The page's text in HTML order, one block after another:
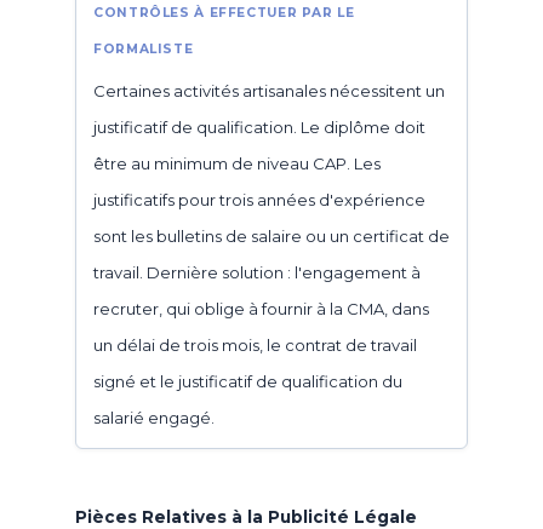
Certaines activités artisanales nécessitent un
justificatif de qualification. Le diplôme doit
être au minimum de niveau CAP. Les
justificatifs pour trois années d'expérience
sont les bulletins de salaire ou un certificat de
travail. Dernière solution : l'engagement à
recruter, qui oblige à fournir à la CMA, dans
un délai de trois mois, le contrat de travail
signé et le justificatif de qualification du
salarié engagé.
Pièces Relatives à la Publicité Légale